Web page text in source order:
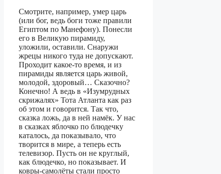
Смотрите, например, умер царь
(или бог, ведь боги тоже правили
Египтом по Манефону). Понесли
его в Великую пирамиду,
уложили, оставили. Снаружи
жрецы никого туда не допускают.
Проходит какое-то время, и из
пирамиды является царь живой,
молодой, здоровый… Сказочно?
Конечно! А ведь в «Изумрудных
скрижалях» Тота Атланта как раз
об этом и говорится. Так что,
сказка ложь, да в ней намёк. У нас
в сказках яблочко по блюдечку
каталось, да показывало, что
творится в мире, а теперь есть
телевизор. Пусть он не круглый,
как блюдечко, но показывает. И
ковры-самолёты стали просто